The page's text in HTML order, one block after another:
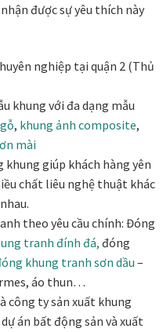
tại Mia Home
được sự yêu thích này
nghiệp tại quận 2 (Thủ
khung với đa dạng mẫu
, khung ảnh composite,
mài
giúp khách hàng yên
chất liêu nghệ thuật khác
theo yêu cầu chính: Đóng
tranh đính đá, đóng
khung tranh sơn dầu –
áo thun…
công ty sản xuất khung
án bất động sản và xuất